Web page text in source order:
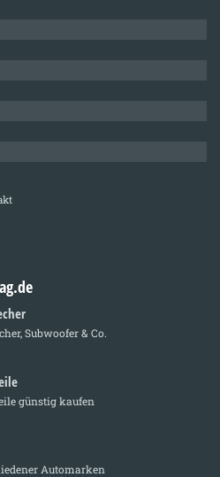
Subwoofer & Co.
günstig kaufen
Automarken